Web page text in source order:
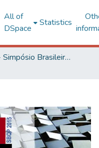
All of
DSpace
Statistics
SBQP - Simpósio Brasileiro de Qualidade do Projeto no Ambiente Construído